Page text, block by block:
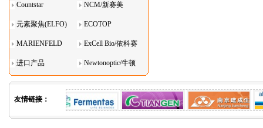
Countstar NCM/新赛美
元素聚焦(ELFO) ECOTOP
MARIENFELD ExCell Bio/依科赛
进口产品 Newtonoptic/牛顿
光学
友情链接：